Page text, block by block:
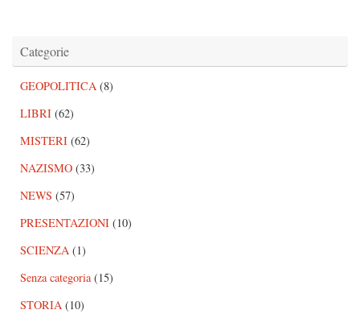
Categorie
GEOPOLITICA (8)
LIBRI (62)
MISTERI (62)
NAZISMO (33)
NEWS (57)
PRESENTAZIONI (10)
SCIENZA (1)
Senza categoria(15)
STORIA (10)